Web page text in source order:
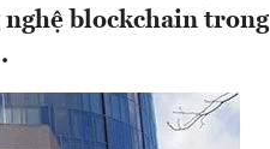
blockchain trong